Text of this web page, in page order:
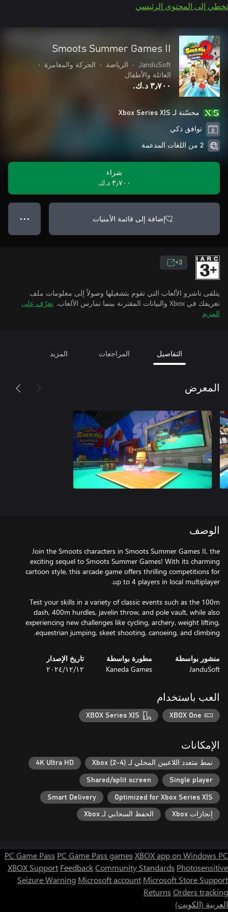
تخطي إلى المحتوى الرئيسي
Smoots Summer Games II
JanduSoft
• الرياضة • الحركة والمغامرة
•
العائلة والأطفال
٣٫٧٠٠ د.ك.‏
محسّنة لـ Xbox Series X|S
توافق ذكي
2 من اللغات المدعمة
شراء
٣٫٧٠٠ د.ك.‏
إضافة إلى قائمة الأمنيات ● ● ●
3+
يتلقى ناشرو الألعاب التي تقوم بتشغيلها وصولاً إلى معلومات ملف
تعريفك في Xbox والبيانات المقترنة بينما تمارس الألعاب.
تعرّف على
المزيد
التفاصيل المراجعات المزيد
المعرض
الوصف
Join the Smoots characters in Smoots Summer Games II, the
exciting sequel to Smoots Summer Games! With its charming
cartoon style, this arcade game offers thrilling competitions for
Test your skills in a variety of classic events such as the 100m
dash, 400m hurdles, javelin throw, and pole vault, while also
experiencing new challenges like cycling, archery, weight lifting,
equestrian jumping, skeet shooting, canoeing, and climbing.
منشور بواسطة
JanduSoft
مطورة بواسطة
Kaneda Games
تاريخ الإصدار
١٢‏/١٢‏/٢٠٢٤
العب باستخدام
XBOX One
XBOX Series X|S
الإمكانات
نمط متعدد اللاعبين المحلي لـ Xbox (2-4) 4K Ultra HD
Single player
Shared/split screen
Optimized for Xbox Series X|S
Smart Delivery
إنجازات Xbox الحفظ السحابي لـ Xbox
PC Game Pass PC Game Pass games XBOX app on Windows PC
XBOX Support FeedbackCommunity Standards Photosensitive
Seizure Warning Microsoft account Microsoft Store Support
Returns Orders tracking
العربية (الكويت)